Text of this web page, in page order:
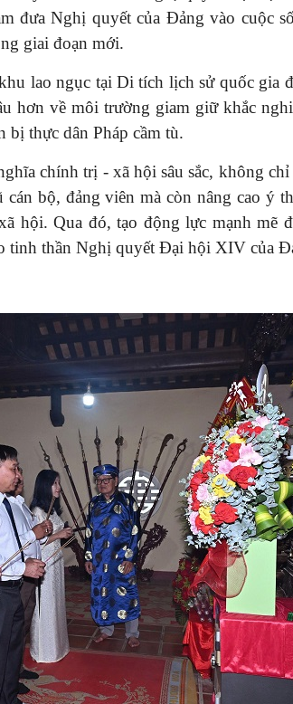
đưa Nghị quyết của Đảng vào cuộc
giai đoạn mới.
lao ngục tại Di tích lịch sử quốc gia
hơn về môi trường giam giữ khắc
bị thực dân Pháp cầm tù.
chính trị - xã hội sâu sắc, không
bộ, đảng viên mà còn nâng cao ý
hội. Qua đó, tạo động lực mạnh mẽ
tinh thần Nghị quyết Đại hội XIV của